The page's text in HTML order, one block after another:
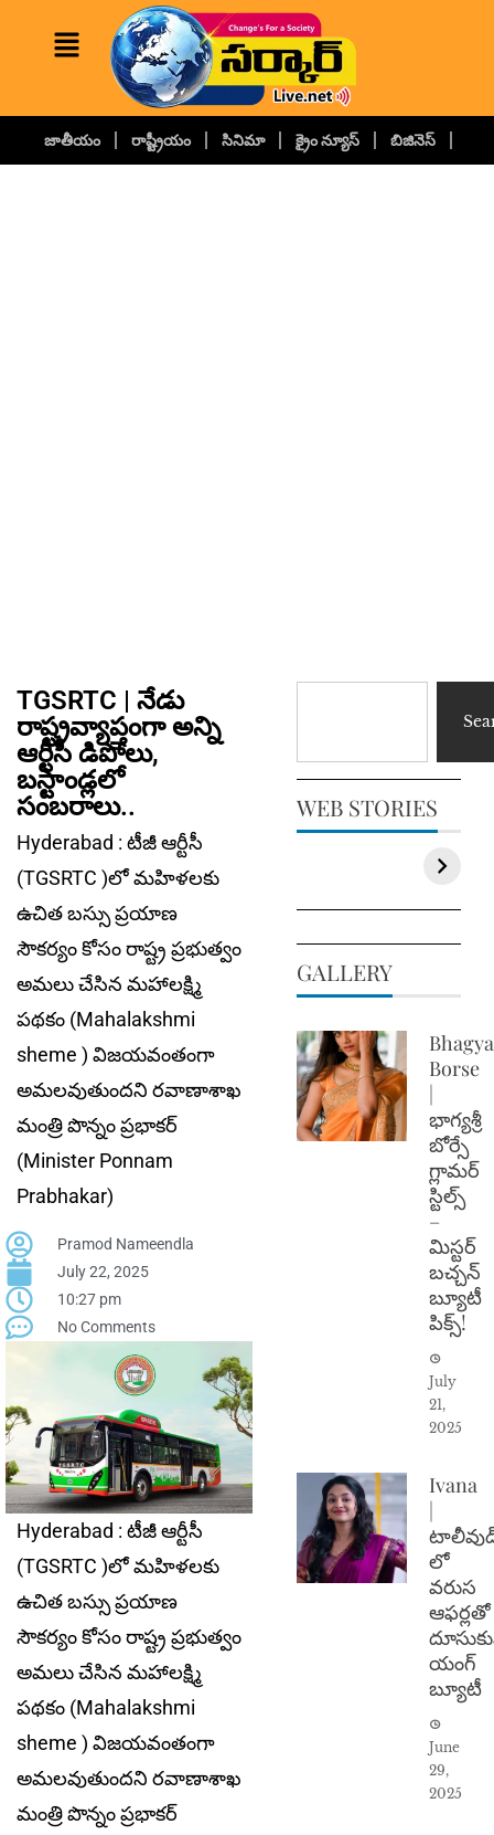
జాతీయం రాష్ట్రీయం సినిమా క్రైం న్యూస్ బిజినెస్
TGSRTC | నేడు
రాష్ట్రవ్యాప్తంగా అన్ని
ఆర్టీసీ డిపోలు,
బస్టాండ్లలో
సంబరాలు..
Hyderabad : టీజీ ఆర్టీసీ
(TGSRTC )లో మహిళలకు
ఉచిత బస్సు ప్రయాణ
సౌకర్యం కోసం రాష్ట్ర ప్రభుత్వం
అమలు చేసిన మహాలక్ష్మి
పథకం (Mahalakshmi
sheme ) విజయవంతంగా
అమలవుతుందని రవాణాశాఖ
మంత్రి పొన్నం ప్రభాకర్
(Minister Ponnam
Prabhakar)
Pramod Nameendla
July 22, 2025
10:27 pm
No Comments
Hyderabad : టీజీ ఆర్టీసీ
(TGSRTC )లో మహిళలకు
ఉచిత బస్సు ప్రయాణ
సౌకర్యం కోసం రాష్ట్ర ప్రభుత్వం
అమలు చేసిన మహాలక్ష్మి
పథకం (Mahalakshmi
sheme ) విజయవంతంగా
అమలవుతుందని రవాణాశాఖ
మంత్రి పొన్నం ప్రభాకర్
WEB STORIES
GALLERY
Borse
|
భాగ్యశ్రీ
బోర్సే
గ్లామర్
స్టిల్స్
–
మిస్టర్
బచ్చన్
బ్యూటీ
పిక్స్!
July
21,
2025
Ivana
|
లో
వరుస
ఆఫర్లతో
యంగ్
బ్యూటీ
June
29,
2025